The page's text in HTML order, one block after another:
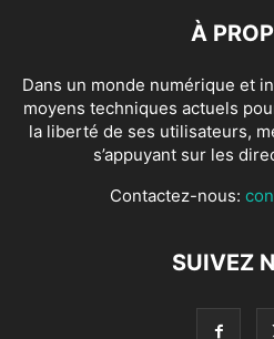
À
Dans un monde numérique et
moyens techniques actuels
la liberté de ses utilisateurs,
s’appuyant sur les
Contactez-nous:
SUIVEZ